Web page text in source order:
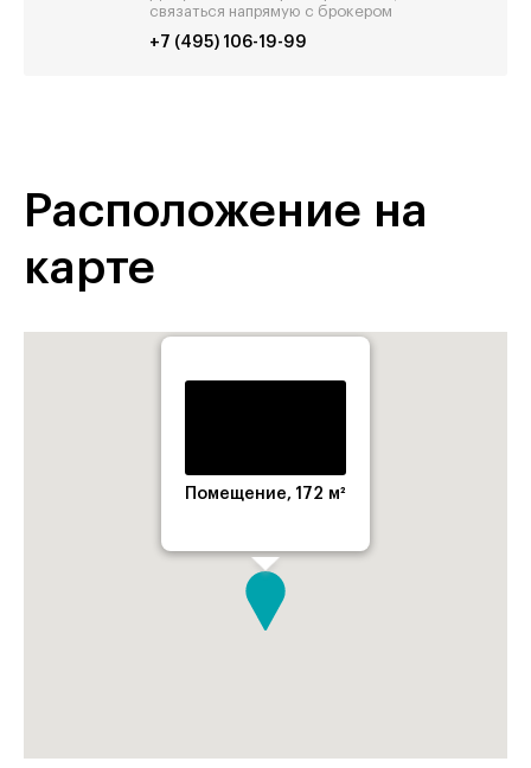
связаться напрямую с брокером
+7 (495) 106-19-99
Расположение на
карте
Помещение, 172 м²